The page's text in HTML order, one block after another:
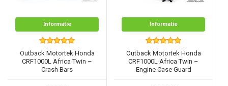
Informatie
Outback Motortek Honda
CRF1000L Africa Twin –
Crash Bars
Informatie
Outback Motortek Honda
CRF1000L Africa Twin –
Engine Case Guard